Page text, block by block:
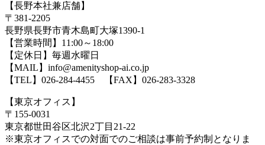
【長野本社兼店舗】
〒381-2205
長野県長野市青木島町大塚1390-1
【営業時間】11:00～18:00
【定休日】毎週水曜日
【MAIL】info@amenityshop-ai.co.jp
【TEL】 026-284-4455 【FAX】026-283-3328
【東京オフィス】
〒155-0031
東京都世田谷区北沢2丁目21-22
※東京オフィスでの対面でのご相談は事前予約制となりま